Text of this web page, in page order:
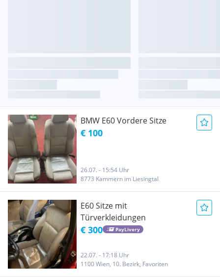
BMW E60 Vordere Sitze
€ 100
26.07. - 15:54 Uhr
8773 Kammern im Liesingtal
E60 Sitze mit
Türverkleidungen
€ 300 PayLivery
22.07. - 17:18 Uhr
1100 Wien, 10. Bezirk, Favoriten